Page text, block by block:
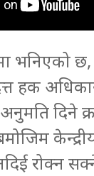
भनिएको छ,
हक
दिने
रोक्न